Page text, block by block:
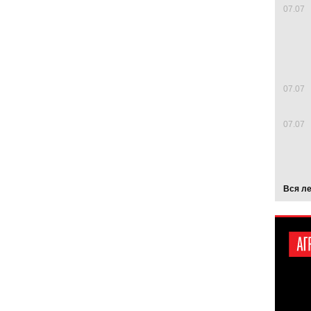
07.07
07.07
07.07
Вся